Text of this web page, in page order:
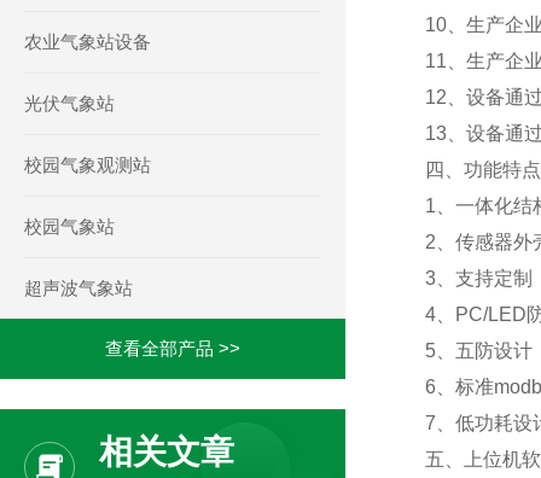
农业气象站设备
光伏气象站
校园气象观测站
校园气象站
超声波气象站
查看全部产品 >>
相关文章
10、生产企
11、生产企
12、设备通
13、设备通
四、功能特点
1、一体化结
2、传感器外
3、支持定制
4、PC/LED
5、五防设计
6、标准
7、低功耗设
五、上位机